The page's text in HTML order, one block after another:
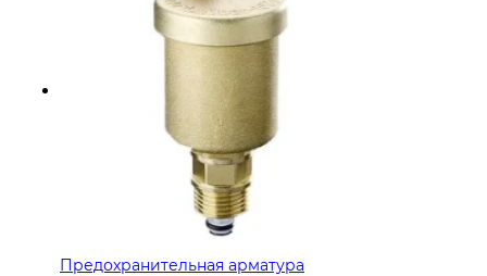
Предохранительная арматура